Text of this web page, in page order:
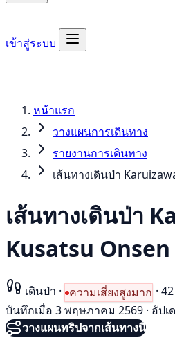
เข้าสู่ระบบ
หน้าแรก
วางแผนการเดินทาง
รายงานการเดินทาง
เส้นทางเดินป่า
เส้นทางเดินป่า
Kusatsu Onsen
เดินป่า · ความเสี่ยงสูงมาก ·
บันทึกเมื่อ 3 พฤษภาคม 2569 · อัปเ
วางแผนทริปจากเส้นทางนี้